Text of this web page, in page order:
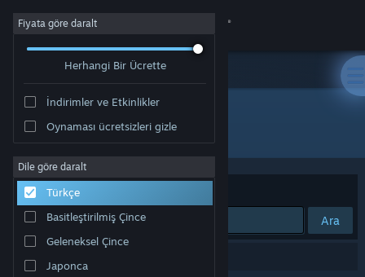
Giriş yap
Hakkında
Destek
Dili değiştir
Fiyata göre daralt
Herhangi Bir Ücrette
İndirimler ve Etkinlikler
Oynaması ücretsizleri gizle
Dile göre daralt
Türkçe
Basitleştirilmiş Çince
Geleneksel Çince
Japonca
"chainmonsters"
Sırala Uygunluk
Ara